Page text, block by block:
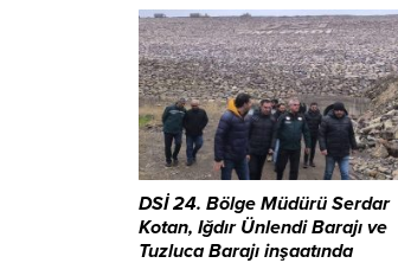
büyüklüğü 3,8 olarak açıklanırken,
sarsıntının çevre ilçelerde de
öğrenildi. Depremin büyüklüğü ve
derinliğiYAZI ARASI REKLAM
Medya’ya yasa dışı bahis ve örgüt
kurma...
DSİ 24. Bölge Müdürü Serdar
Kotan, Iğdır Ünlendi Barajı ve
Tuzluca Barajı inşaatında